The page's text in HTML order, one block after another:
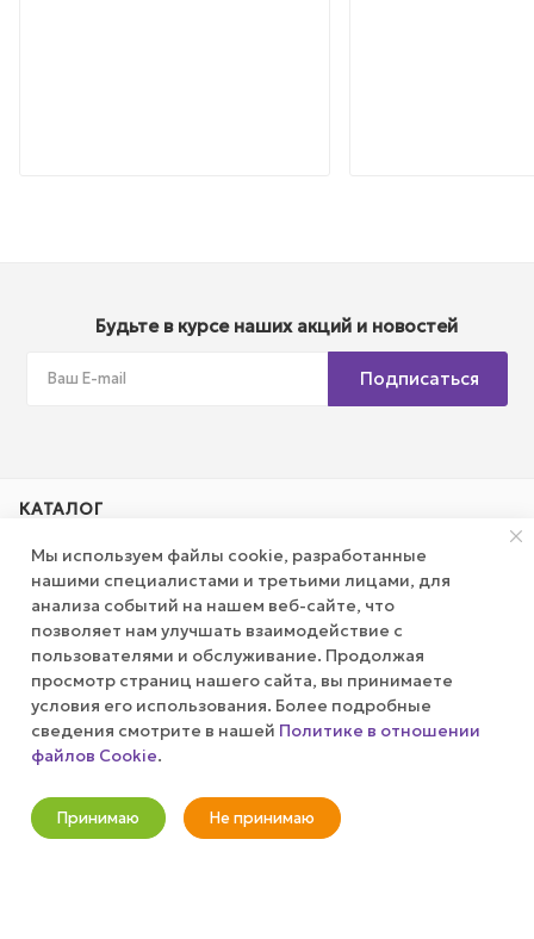
Будьте в курсе наших акций и новостей
Подписаться
КАТАЛОГ
КОМПАНИЯ
ПУБЛИЧНАЯ ОФЕРТА
КАК СДЕЛАТЬ ЗАКАЗ?
+7 (800) 100-37-51
Мы используем файлы cookie, разработанные
нашими специалистами и третьими лицами, для
анализа событий на нашем веб-сайте, что
позволяет нам улучшать взаимодействие с
пользователями и обслуживание. Продолжая
просмотр страниц нашего сайта, вы принимаете
условия его использования. Более подробные
сведения смотрите в нашей Политике в отношении
файлов Cookie.
Принимаю Не принимаю